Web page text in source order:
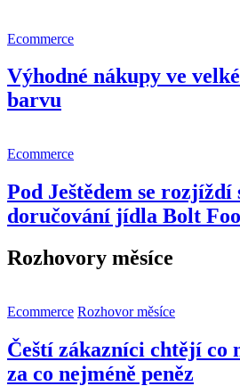
Ecommerce
Výhodné nákupy ve
barvu
Ecommerce
Pod Ještědem se rozjíždí
doručování jídla Bolt
Rozhovory měsíce
Ecommerce Rozhovor měsíce
Čeští zákazníci chtějí co
za co nejméně peněz